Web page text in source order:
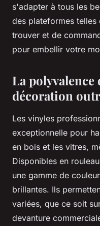
s'adapter à tous les
des plateformes
trouver et de
pour embellir votre
La polyvalence
décoration
Les vinyles
exceptionnelle pour
en bois et les vitres,
Disponibles en
une gamme de
brillantes. Ils
variées, que ce soit
devanture